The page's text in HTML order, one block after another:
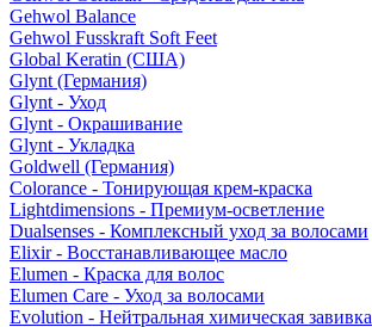
Gehwol Balance
Gehwol Fusskraft Soft Feet
Global Keratin (США)
Glynt (Германия)
Glynt - Уход
Glynt - Окрашивание
Glynt - Укладка
Goldwell (Германия)
Colorance - Тонирующая крем-краска
Lightdimensions - Премиум-осветление
Dualsenses - Комплексный уход за волосами
Elixir - Восстанавливающее масло
Elumen - Краска для волос
Elumen Care - Уход за волосами
Evolution - Нейтральная химическая завивка